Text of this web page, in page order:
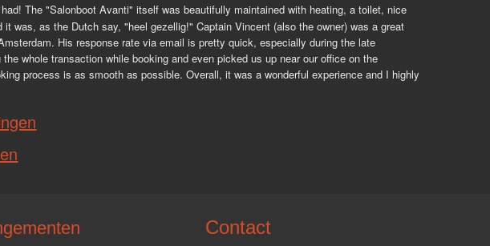
The "Salonboot Avanti" itself was beautifully maintained with heating, a toilet, nice
was, as the Dutch say, "heel gezellig!" Captain Vincent (also the owner) was a great
His response rate via email is pretty quick, especially during the late
whole transaction while booking and even picked us up near our office on the
process is as smooth as possible. Overall, it was a wonderful experience and I highly
Contact